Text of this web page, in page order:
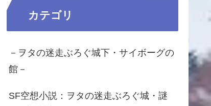
カテゴリ
－ヲタの迷走ぶろぐ城下・サイボーグの
館－
SF空想小説：ヲタの迷走ぶろぐ城・謎